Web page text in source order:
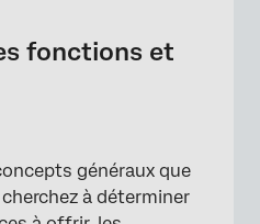
fonctions et
généraux que
à déterminer